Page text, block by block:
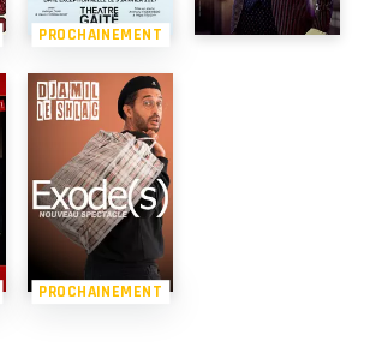
PROCHAINEMENT
PROCHAINEMENT